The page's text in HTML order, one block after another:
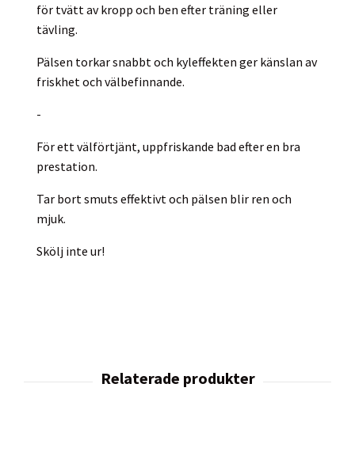
för tvätt av kropp och ben efter träning eller
tävling.
Pälsen torkar snabbt och kyleffekten ger känslan av
friskhet och välbefinnande.
-
För ett välförtjänt, uppfriskande bad efter en bra
prestation.
Tar bort smuts effektivt och pälsen blir ren och
mjuk.
Skölj inte ur!